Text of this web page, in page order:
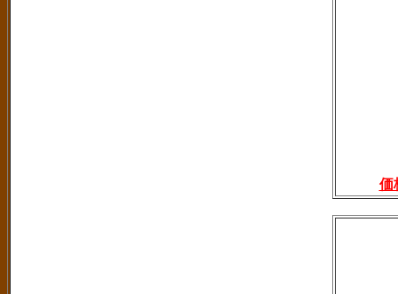
価